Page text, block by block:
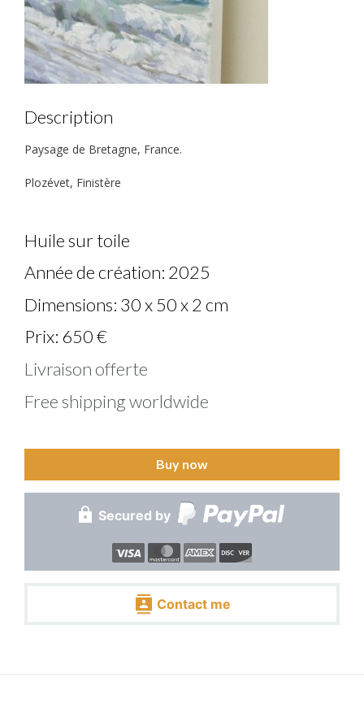
Description
Paysage de Bretagne, France.
Plozévet, Finistère
Huile sur toile
Année de création: 2025
Dimensions: 30 x 50 x 2 cm
Prix: 650 €
Livraison offerte
Free shipping worldwide
Buy now
Secured by
Contact me